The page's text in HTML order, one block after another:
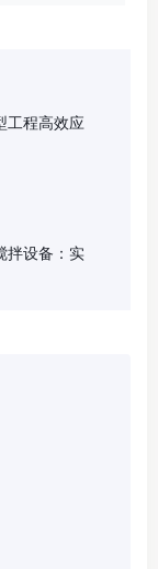
工程高效应
拌设备：实